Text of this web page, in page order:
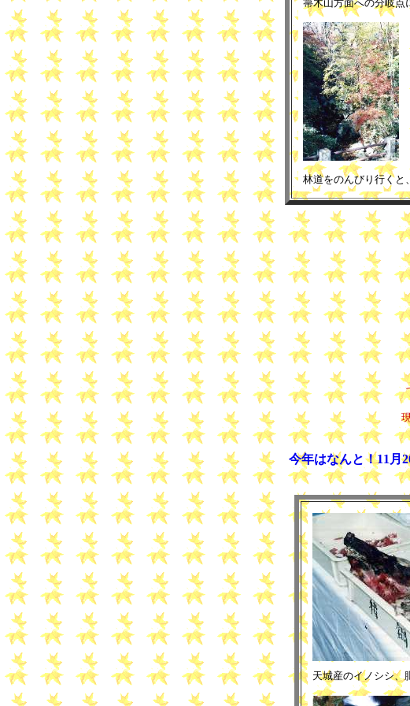
箒木山方面への分岐点
林道をのんびり行くと
今年はなんと！
天城産のイノシシ